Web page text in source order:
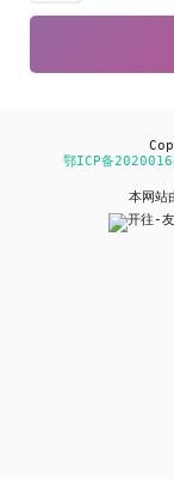
鄂ICP备
本网站